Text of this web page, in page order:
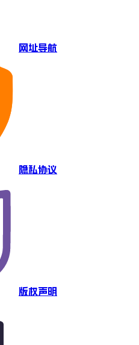
网址导航
隐私协议
版权声明